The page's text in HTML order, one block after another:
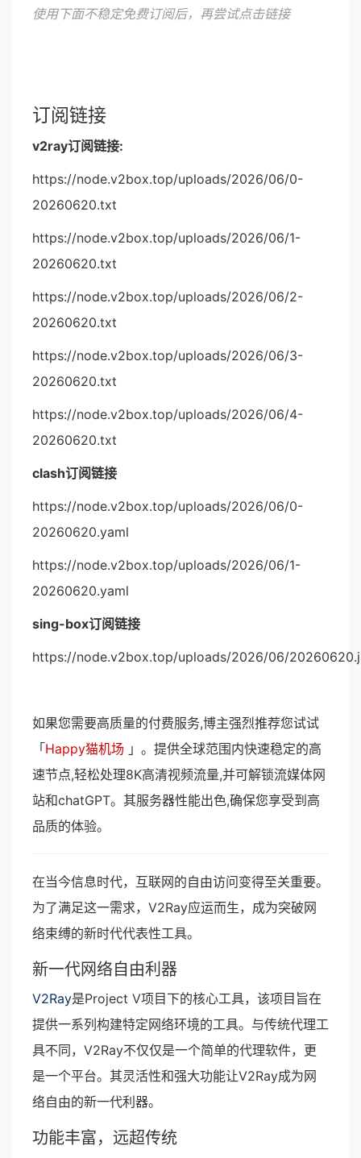
使用下面不稳定免费订阅后，再尝试点击链接
订阅链接
v2ray订阅链接:
https://node.v2box.top/uploads/2026/06/0-
20260620.txt
https://node.v2box.top/uploads/2026/06/1-
20260620.txt
https://node.v2box.top/uploads/2026/06/2-
20260620.txt
https://node.v2box.top/uploads/2026/06/3-
20260620.txt
https://node.v2box.top/uploads/2026/06/4-
20260620.txt
clash订阅链接
https://node.v2box.top/uploads/2026/06/0-
20260620.yaml
https://node.v2box.top/uploads/2026/06/1-
20260620.yaml
sing-box订阅链接
https://node.v2box.top/uploads/2026/06/
如果您需要高质量的付费服务,博主强烈推荐您试试
「 Happy猫机场 」。提供全球范围内快速稳定的高
速节点,轻松处理8K高清视频流量,并可解锁流媒体网
站和chatGPT。其服务器性能出色,确保您享受到高
品质的体验。
在当今信息时代，互联网的自由访问变得至关重要。
为了满足这一需求，V2Ray应运而生，成为突破网
络束缚的新时代代表性工具。
新一代网络自由利器
V2Ray是Project V项目下的核心工具，该项目旨在
提供一系列构建特定网络环境的工具。与传统代理工
具不同，V2Ray不仅仅是一个简单的代理软件，更
是一个平台。其灵活性和强大功能让V2Ray成为网
络自由的新一代利器。
功能丰富，远超传统